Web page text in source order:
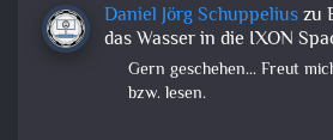
Daniel Jörg Schuppeliuszu
das Wasser in die IXON
Gern geschehen... Freut
bzw. lesen.